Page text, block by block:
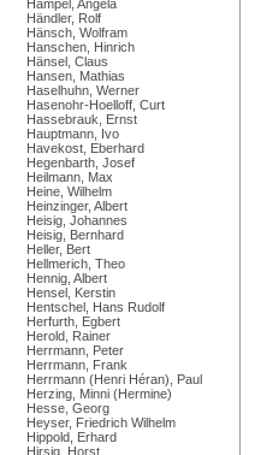
Hampel, Angela
Händler, Rolf
Hänsch, Wolfram
Hanschen, Hinrich
Hänsel, Claus
Hansen, Mathias
Haselhuhn, Werner
Hasenohr-Hoelloff, Curt
Hassebrauk, Ernst
Hauptmann, Ivo
Havekost, Eberhard
Hegenbarth, Josef
Heilmann, Max
Heine, Wilhelm
Heinzinger, Albert
Heisig, Johannes
Heisig, Bernhard
Heller, Bert
Hellmerich, Theo
Hennig, Albert
Hensel, Kerstin
Hentschel, Hans Rudolf
Herfurth, Egbert
Herold, Rainer
Herrmann, Peter
Herrmann, Frank
Herrmann (Henri Héran), Paul
Herzing, Minni (Hermine)
Hesse, Georg
Heyser, Friedrich Wilhelm
Hippold, Erhard
Hirsig, Horst